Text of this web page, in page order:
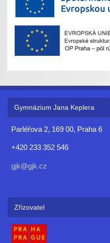
Gymnázium Jana Keplera
Parléřova 2, 169 00, Praha 6
+420 233 352 546
gjk@gjk.cz
Zřizovatel